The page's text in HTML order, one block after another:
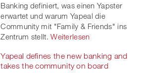
Banking definiert, was einen Yapster
erwartet und warum Yapeal die
Community mit "Family & Friends" ins
Zentrum stellt. Weiterlesen
Yapeal defines the new banking and
takes the community on board